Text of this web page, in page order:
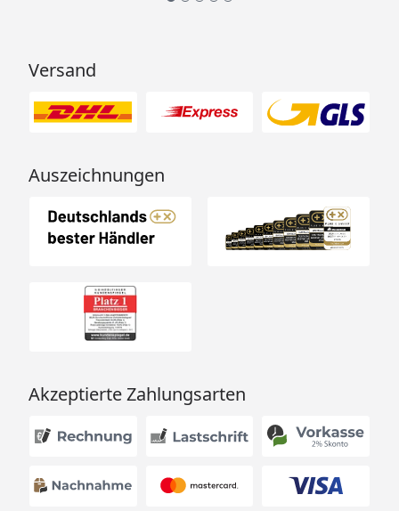
Versand
Auszeichnungen
Akzeptierte Zahlungsarten